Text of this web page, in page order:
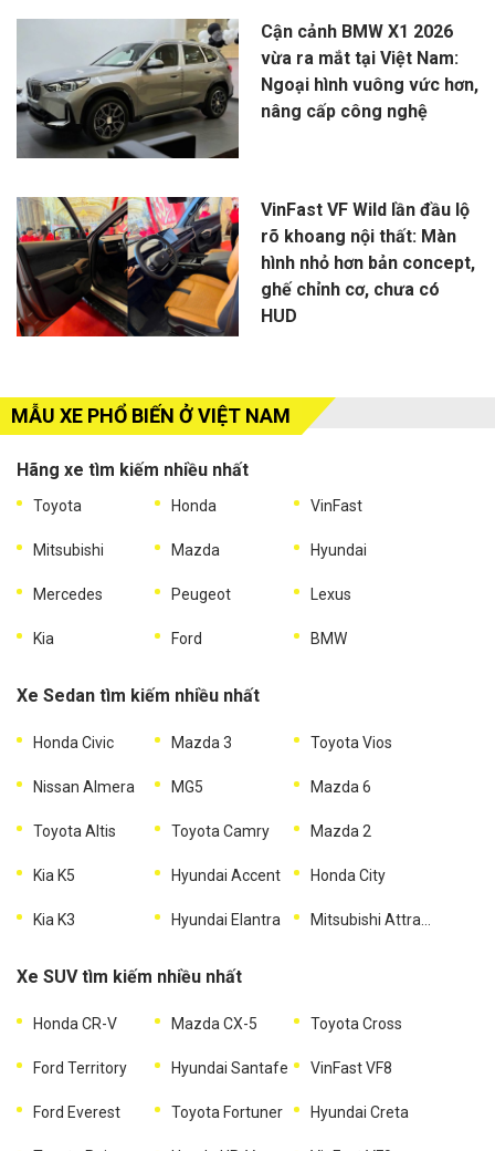
Cận cảnh BMW X1 2026
vừa ra mắt tại Việt Nam:
Ngoại hình vuông vức hơn,
nâng cấp công nghệ
VinFast VF Wild lần đầu lộ
rõ khoang nội thất: Màn
hình nhỏ hơn bản concept,
ghế chỉnh cơ, chưa có
HUD
MẪU XE PHỔ BIẾN Ở VIỆT NAM
Hãng xe tìm kiếm nhiều nhất
Toyota Honda VinFast
Mitsubishi Mazda Hyundai
Mercedes Peugeot Lexus
Kia Ford BMW
Xe Sedan tìm kiếm nhiều nhất
Honda Civic Mazda 3 Toyota Vios
Nissan Almera MG5 Mazda 6
Toyota Altis Toyota Camry Mazda 2
Kia K5 Hyundai Accent Honda City
Kia K3 Hyundai Elantra
Xe SUV tìm kiếm nhiều nhất
Honda CR-V Mazda CX-5 Toyota Cross
Ford Territory Hyundai Santafe VinFast VF8
Ford Everest Toyota Fortuner Hyundai Creta